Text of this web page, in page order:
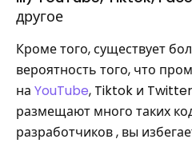
другое
Кроме того, существует
вероятность того, что
на YouTube, Tiktok и
размещают много таких
разработчиков , вы